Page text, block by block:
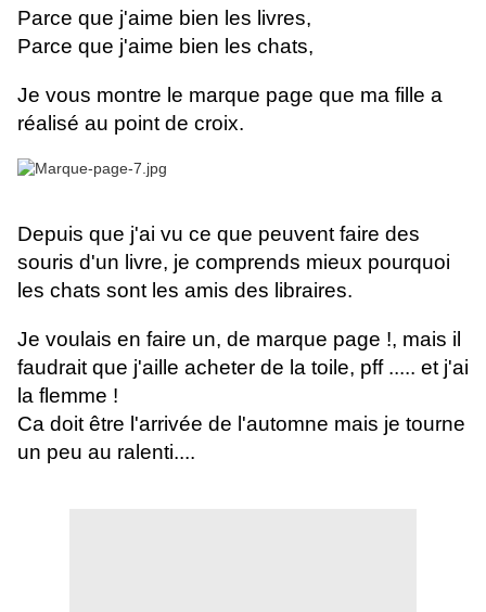
Parce que j'aime bien les livres,
Parce que j'aime bien les chats,
Je vous montre le marque page que ma fille a
réalisé au point de croix.
Depuis que j'ai vu ce que peuvent faire des
souris d'un livre, je comprends mieux pourquoi
les chats sont les amis des libraires.
Je voulais en faire un, de marque page !, mais il
faudrait que j'aille acheter de la toile, pff ..... et j'ai
la flemme !
Ca doit être l'arrivée de l'automne mais je tourne
un peu au ralenti....